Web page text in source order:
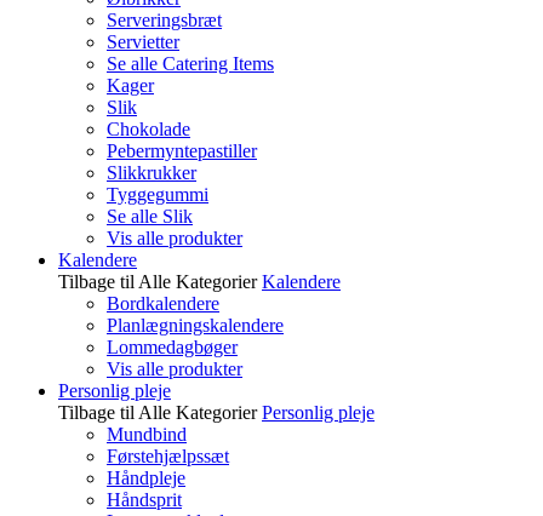
Serveringsbræt
Servietter
Se alle Catering Items
Kager
Slik
Chokolade
Pebermyntepastiller
Slikkrukker
Tyggegummi
Se alle Slik
Vis alle produkter
Kalendere
Tilbage til Alle Kategorier Kalendere
Bordkalendere
Planlægningskalendere
Lommedagbøger
Vis alle produkter
Personlig pleje
Tilbage til Alle Kategorier Personlig pleje
Mundbind
Førstehjælpssæt
Håndpleje
Håndsprit